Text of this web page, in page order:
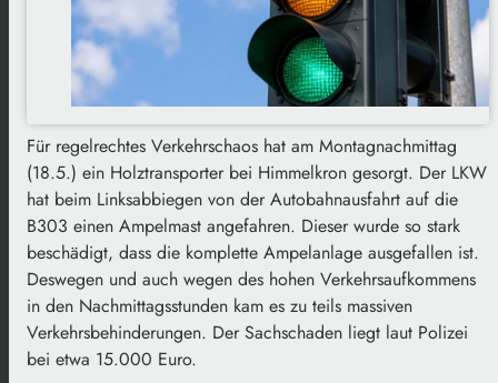
Für regelrechtes Verkehrschaos hat am Montagnachmittag
(18.5.) ein Holztransporter bei Himmelkron gesorgt. Der LKW
hat beim Linksabbiegen von der Autobahnausfahrt auf die
B303 einen Ampelmast angefahren. Dieser wurde so stark
beschädigt, dass die komplette Ampelanlage ausgefallen ist.
Deswegen und auch wegen des hohen Verkehrsaufkommens
in den Nachmittagsstunden kam es zu teils massiven
Verkehrsbehinderungen. Der Sachschaden liegt laut Polizei
bei etwa 15.000 Euro.